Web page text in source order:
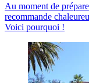
Au moment de
recommande
Voici pourquoi !